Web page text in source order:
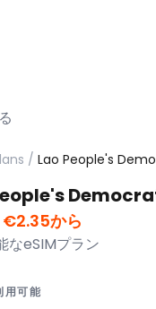
/ Lao People's
€2.35から
なeSIMプラン
用可能